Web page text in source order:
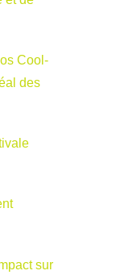
Cool-
des
sur